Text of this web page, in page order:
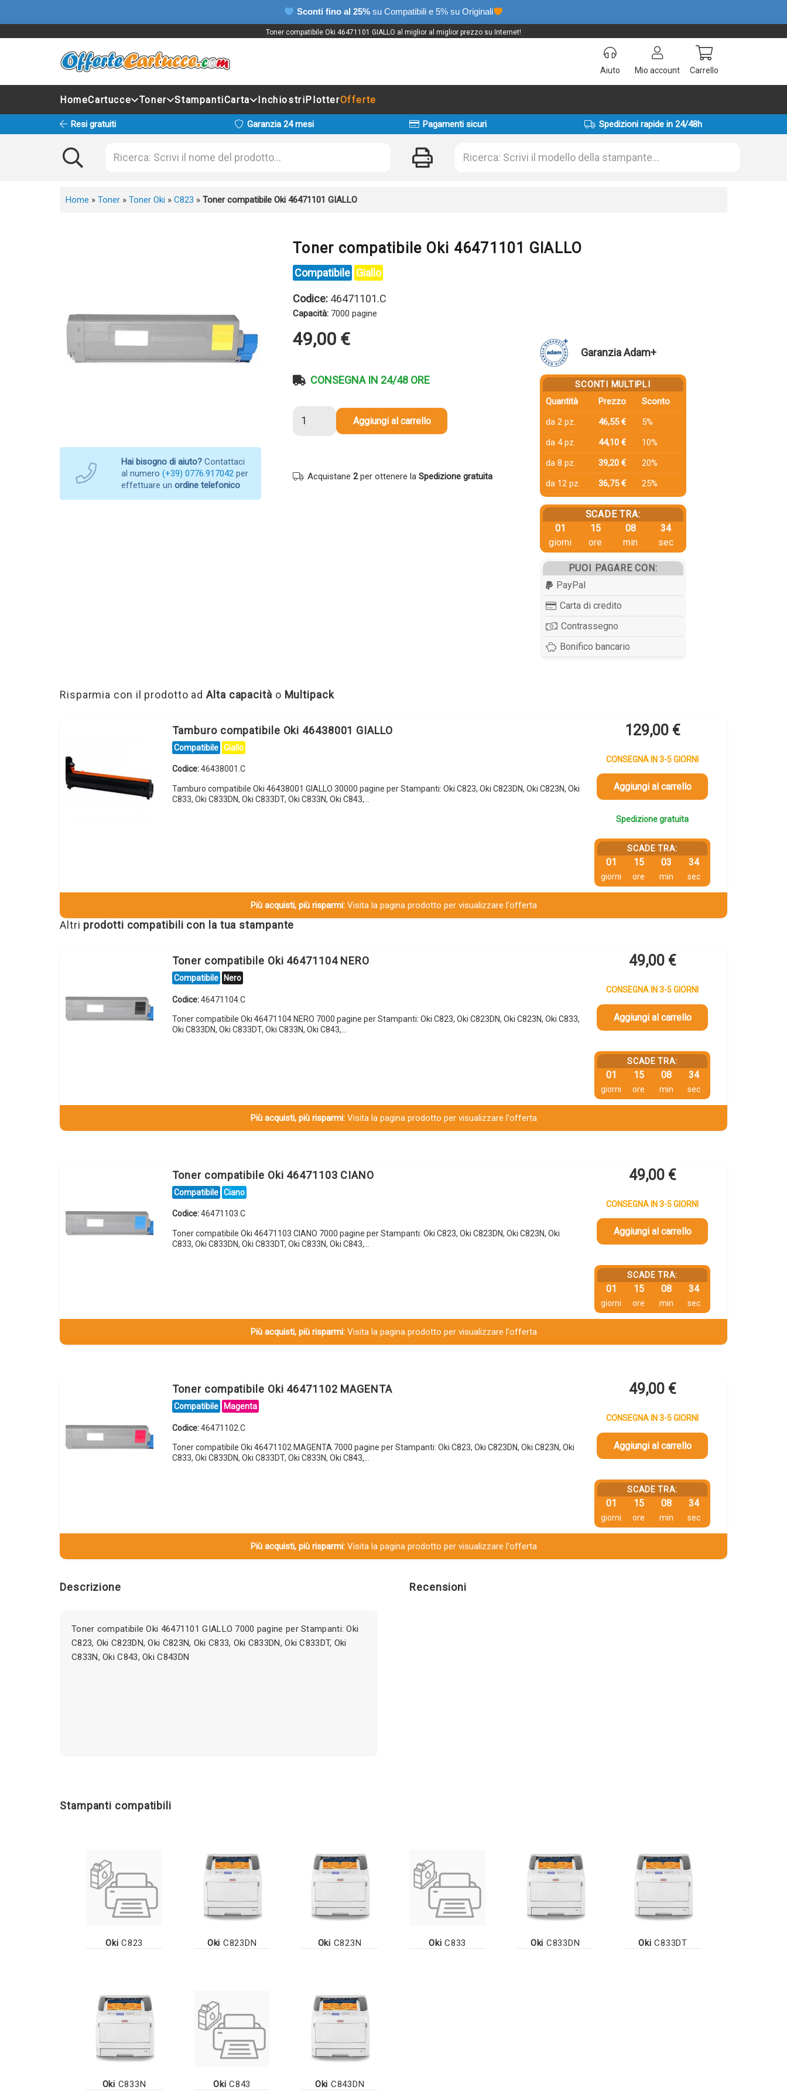
Sconti fino al 25% su Compatibili e 5% su Originali
Toner compatibile Oki 46471101 GIALLO al miglior al miglior prezzo su Internet!
Aiuto Mio account Carrello
HomeCartucce Toner StampantiCarta InchiostriPlotterOfferte
Resi gratuiti Garanzia 24 mesi Pagamenti sicuri Spedizioni rapide in 24/48h
Home » Toner » Toner Oki » C823 » Toner compatibile Oki 46471101 GIALLO
Hai bisogno di aiuto? Contattaci
al numero (+39) 0776.917042 per
effettuare un ordine telefonico
Toner compatibile Oki 46471101 GIALLO
Compatibile Giallo
Codice: 46471101.C
Capacità: 7000 pagine
49,00 €
CONSEGNA IN 24/48 ORE
compatibile
quantità
Aggiungi al carrello
Acquistane 2per ottenere la Spedizione gratuita
Garanzia Adam+
SCONTI MULTIPLI
Quantità
Prezzo
Sconto
da 2 pz.
46,55 €
5%
da 4 pz.
44,10 €
10%
da 8 pz.
39,20 €
20%
da 12 pz.
36,75 € 25%
SCADE TRA:
01
giorni
15
ore
08
min
34
sec
PUOI PAGARE CON:
PayPal
Carta di credito
Contrassegno
Bonifico bancario
Risparmia con il prodotto adAlta capacità o Multipack
Tamburo compatibile Oki 46438001 GIALLO
Compatibile Giallo
Codice:46438001.C
Tamburo compatibile Oki 46438001 GIALLO 30000 pagine per Stampanti: Oki C823, Oki C823DN, Oki C823N, Oki
C833, Oki C833DN, Oki C833DT, Oki C833N, Oki C843,…
129,00 €
CONSEGNA IN 3-5 GIORNI
Aggiungi al carrello
Spedizione gratuita
SCADE TRA:
01
giorni
15
ore
03
min
34
sec
Più acquisti, più risparmi:Visita la pagina prodotto per visualizzare l'offerta
Altri prodotti compatibili con la tua stampante
Toner compatibile Oki 46471104 NERO
Compatibile Nero
Codice:46471104.C
Toner compatibile Oki 46471104 NERO 7000 pagine per Stampanti: Oki C823, Oki C823DN, Oki C823N, Oki C833,
Oki C833DN, Oki C833DT, Oki C833N, Oki C843,…
49,00 €
CONSEGNA IN 3-5 GIORNI
Aggiungi al carrello
SCADE TRA:
01
giorni
15
ore
08
min
34
sec
Più acquisti, più risparmi:Visita la pagina prodotto per visualizzare l'offerta
Toner compatibile Oki 46471103 CIANO
Compatibile Ciano
Codice:46471103.C
Toner compatibile Oki 46471103 CIANO 7000 pagine per Stampanti: Oki C823, Oki C823DN, Oki C823N, Oki
C833, Oki C833DN, Oki C833DT, Oki C833N, Oki C843,…
49,00 €
CONSEGNA IN 3-5 GIORNI
Aggiungi al carrello
SCADE TRA:
01
giorni
15
ore
08
min
34
sec
Più acquisti, più risparmi:Visita la pagina prodotto per visualizzare l'offerta
Toner compatibile Oki 46471102 MAGENTA
Compatibile Magenta
Codice:46471102.C
Toner compatibile Oki 46471102 MAGENTA 7000 pagine per Stampanti: Oki C823, Oki C823DN, Oki C823N, Oki
C833, Oki C833DN, Oki C833DT, Oki C833N, Oki C843,…
49,00 €
CONSEGNA IN 3-5 GIORNI
Aggiungi al carrello
SCADE TRA:
01
giorni
15
ore
08
min
34
sec
Più acquisti, più risparmi:Visita la pagina prodotto per visualizzare l'offerta
Descrizione
Toner compatibile Oki 46471101 GIALLO 7000 pagine per Stampanti: Oki
C823, Oki C823DN, Oki C823N, Oki C833, Oki C833DN, Oki C833DT, Oki
C833N, Oki C843, Oki C843DN
Recensioni
Stampanti compatibili
Oki C823 Oki C823DN Oki C823N Oki C833 Oki C833DN Oki C833DT
Oki C833N Oki C843 Oki C843DN